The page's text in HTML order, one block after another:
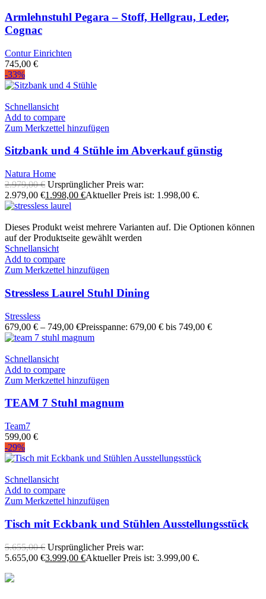
Armlehnstuhl Pegara – Stoff, Hellgrau, Leder,
Cognac
Contur Einrichten
745,00 €
-33%
Schnellansicht
Add to compare
Zum Merkzettel hinzufügen
Sitzbank und 4 Stühle im Abverkauf günstig
Natura Home
2.979,00€ Ursprünglicher Preis war:
2.979,00 €1.998,00 €Aktueller Preis ist: 1.998,00 €.
Dieses Produkt weist mehrere Varianten auf. Die Optionen können
auf der Produktseite gewählt werden
Schnellansicht
Add to compare
Zum Merkzettel hinzufügen
Stressless Laurel Stuhl Dining
Stressless
679,00 € – 749,00 €Preisspanne: 679,00 € bis 749,00 €
Schnellansicht
Add to compare
Zum Merkzettel hinzufügen
TEAM 7 Stuhl magnum
Team7
599,00 €
-29%
Schnellansicht
Add to compare
Zum Merkzettel hinzufügen
Tisch mit Eckbank und Stühlen Ausstellungsstück
5.655,00€ Ursprünglicher Preis war:
5.655,00 €3.999,00 €Aktueller Preis ist: 3.999,00 €.